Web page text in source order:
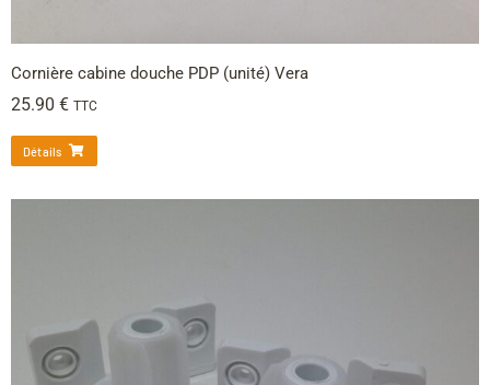
Cornière cabine douche PDP (unité) Vera
25.90 € TTC
Détails